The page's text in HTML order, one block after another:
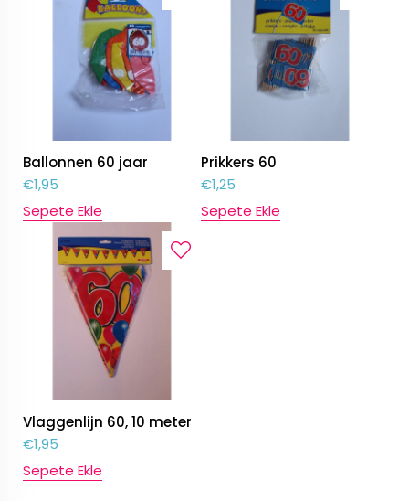
Ballonnen 60 jaar
€1,95
Sepete Ekle
Prikkers 60
€1,25
Sepete Ekle
Vlaggenlijn 60, 10 meter
€1,95
Sepete Ekle